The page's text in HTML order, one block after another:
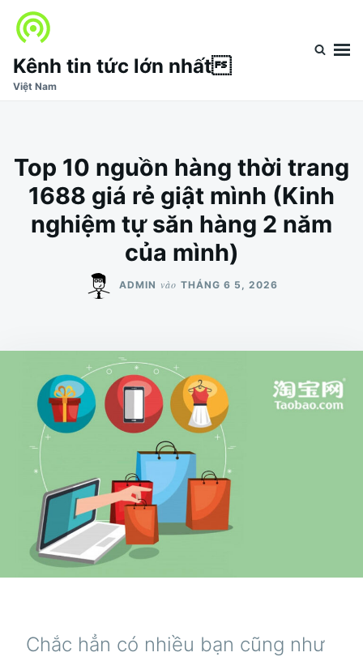
Nhảy
đến
nội
dung
Tìm
kiếm
cho:
Kênh tin tức lớn nhất
Việt Nam
Top 10 nguồn hàng thời trang
1688 giá rẻ giật mình (Kinh
nghiệm tự săn hàng 2 năm
của mình)
ADMIN vào THÁNG 6 5, 2026
Chắc hẳn có nhiều bạn cũng như